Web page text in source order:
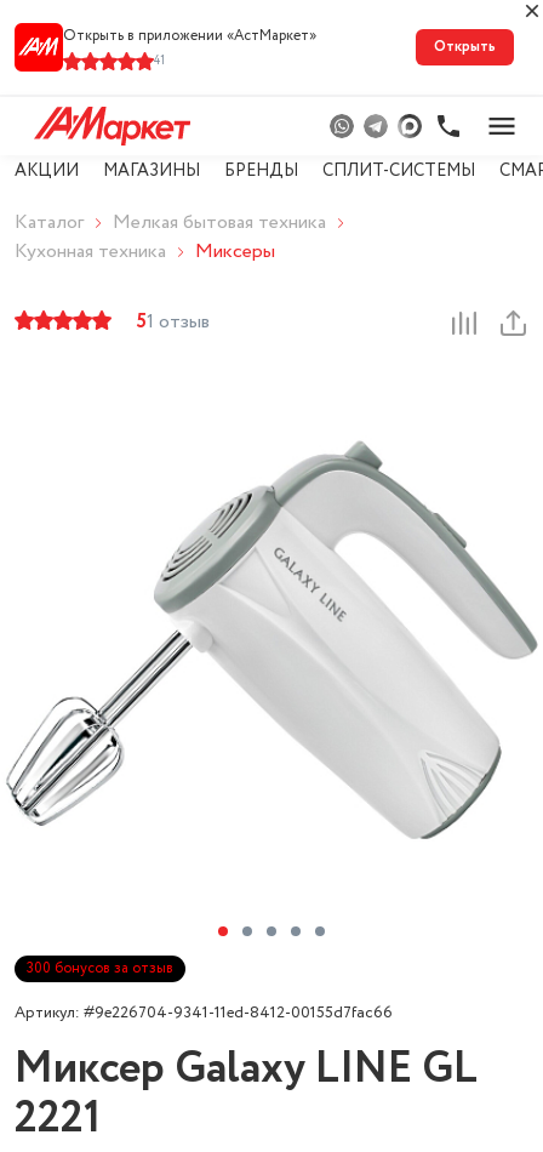
Открыть в приложении «АстМарке‪т‬»
41
Открыть
АКЦИИ МАГАЗИНЫ БРЕНДЫ СПЛИТ-СИСТЕМЫ
Каталог
Мелкая бытовая техника
Кухонная техника
Миксеры
51 отзыв
300 бонусов за отзыв
Артикул: #9e226704-9341-11ed-8412-00155d7fac66
Миксер Galaxy LINE GL
2221